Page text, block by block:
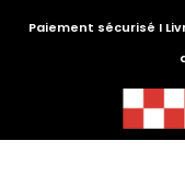
Paiement sécurisé I